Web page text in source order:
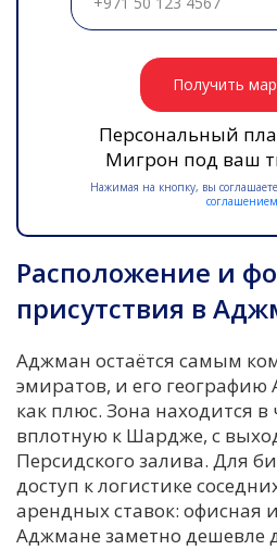
Получить
Персональный
Мигрон под ваш
Нажимая на кнопку, вы
Расположение и
присутствия в
Аджман остаётся самым
эмиратов, и его географию
как плюс. Зона находится в
вплотную к Шардже, с
Персидского залива. Для
доступ к логистике
арендных ставок: офисная
Аджмане заметно дешевле